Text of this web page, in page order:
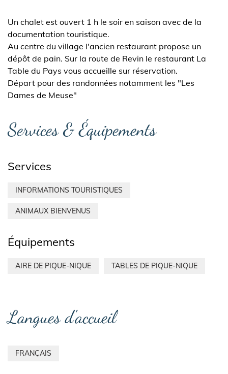
Un chalet est ouvert 1 h le soir en saison avec de la
documentation touristique.
Au centre du village l'ancien restaurant propose un
dépôt de pain. Sur la route de Revin le restaurant La
Table du Pays vous accueille sur réservation.
Départ pour des randonnées notamment les "Les
Dames de Meuse"
Services & Équipements
Services
INFORMATIONS TOURISTIQUES
ANIMAUX BIENVENUS
Équipements
AIRE DE PIQUE-NIQUE TABLES DE PIQUE-NIQUE
Langues d'accueil
FRANÇAIS